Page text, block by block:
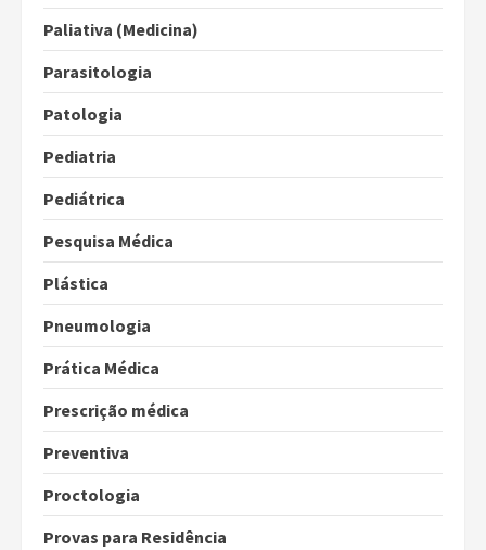
Paliativa (Medicina)
Parasitologia
Patologia
Pediatria
Pediátrica
Pesquisa Médica
Plástica
Pneumologia
Prática Médica
Prescrição médica
Preventiva
Proctologia
Provas para Residência